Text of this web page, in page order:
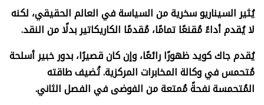
يُثير السيناريو سخرية من السياسة في العالم الحقيقي، لكنه
لا يُقدم أداءً مُقنعًا تمامًا، مُقدمًا الكاريكاتير بدلًا من النقد.
يُقدم جاك كويد ظهورًا رائعًا، وإن كان قصيرًا، بدور خبير أسلحة
مُتحمس في وكالة المخابرات المركزية. تُضيف طاقته
المُتحمسة نفحةً مُمتعة من الفوضى في الفصل الثاني.